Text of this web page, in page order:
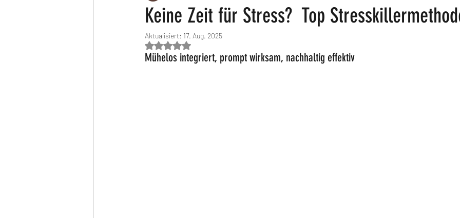
5-Sinn finden werteorientiert leben
Keine Zeit für Stress? Top
Aktualisiert: 17. Aug. 2025
Mit NaN von 5 Sternen bewertet.
Mühelos integriert, prompt wirksam, nachhaltig effektiv